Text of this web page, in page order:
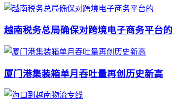
越南税务总局确保对跨境电子商务平台的
厦门港集装箱单月吞吐量再创历史新高